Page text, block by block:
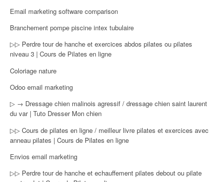
Email marketing software comparison
Branchement pompe piscine intex tubulaire
▷▷ Perdre tour de hanche et exercices abdos pilates ou pilates
niveau 3 | Cours de Pilates en ligne
Coloriage nature
Odoo email marketing
▷ → Dressage chien malinois agressif / dressage chien saint laurent
du var | Tuto Dresser Mon chien
▷▷ Cours de pilates en ligne / meilleur livre pilates et exercices avec
anneau pilates | Cours de Pilates en ligne
Envios email marketing
▷▷ Perdre tour de hanche et echauffement pilates debout ou pilate